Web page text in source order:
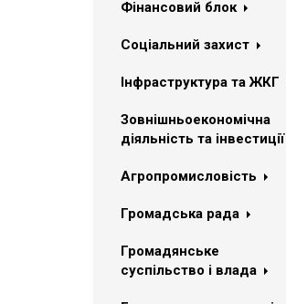
Фінансовий блок
Соціальний захист
Інфраструктура та ЖКГ
Зовнішньоекономічна
діяльність та інвестиції
Агропромисловість
Громадська рада
Громадянське
суспільство і влада